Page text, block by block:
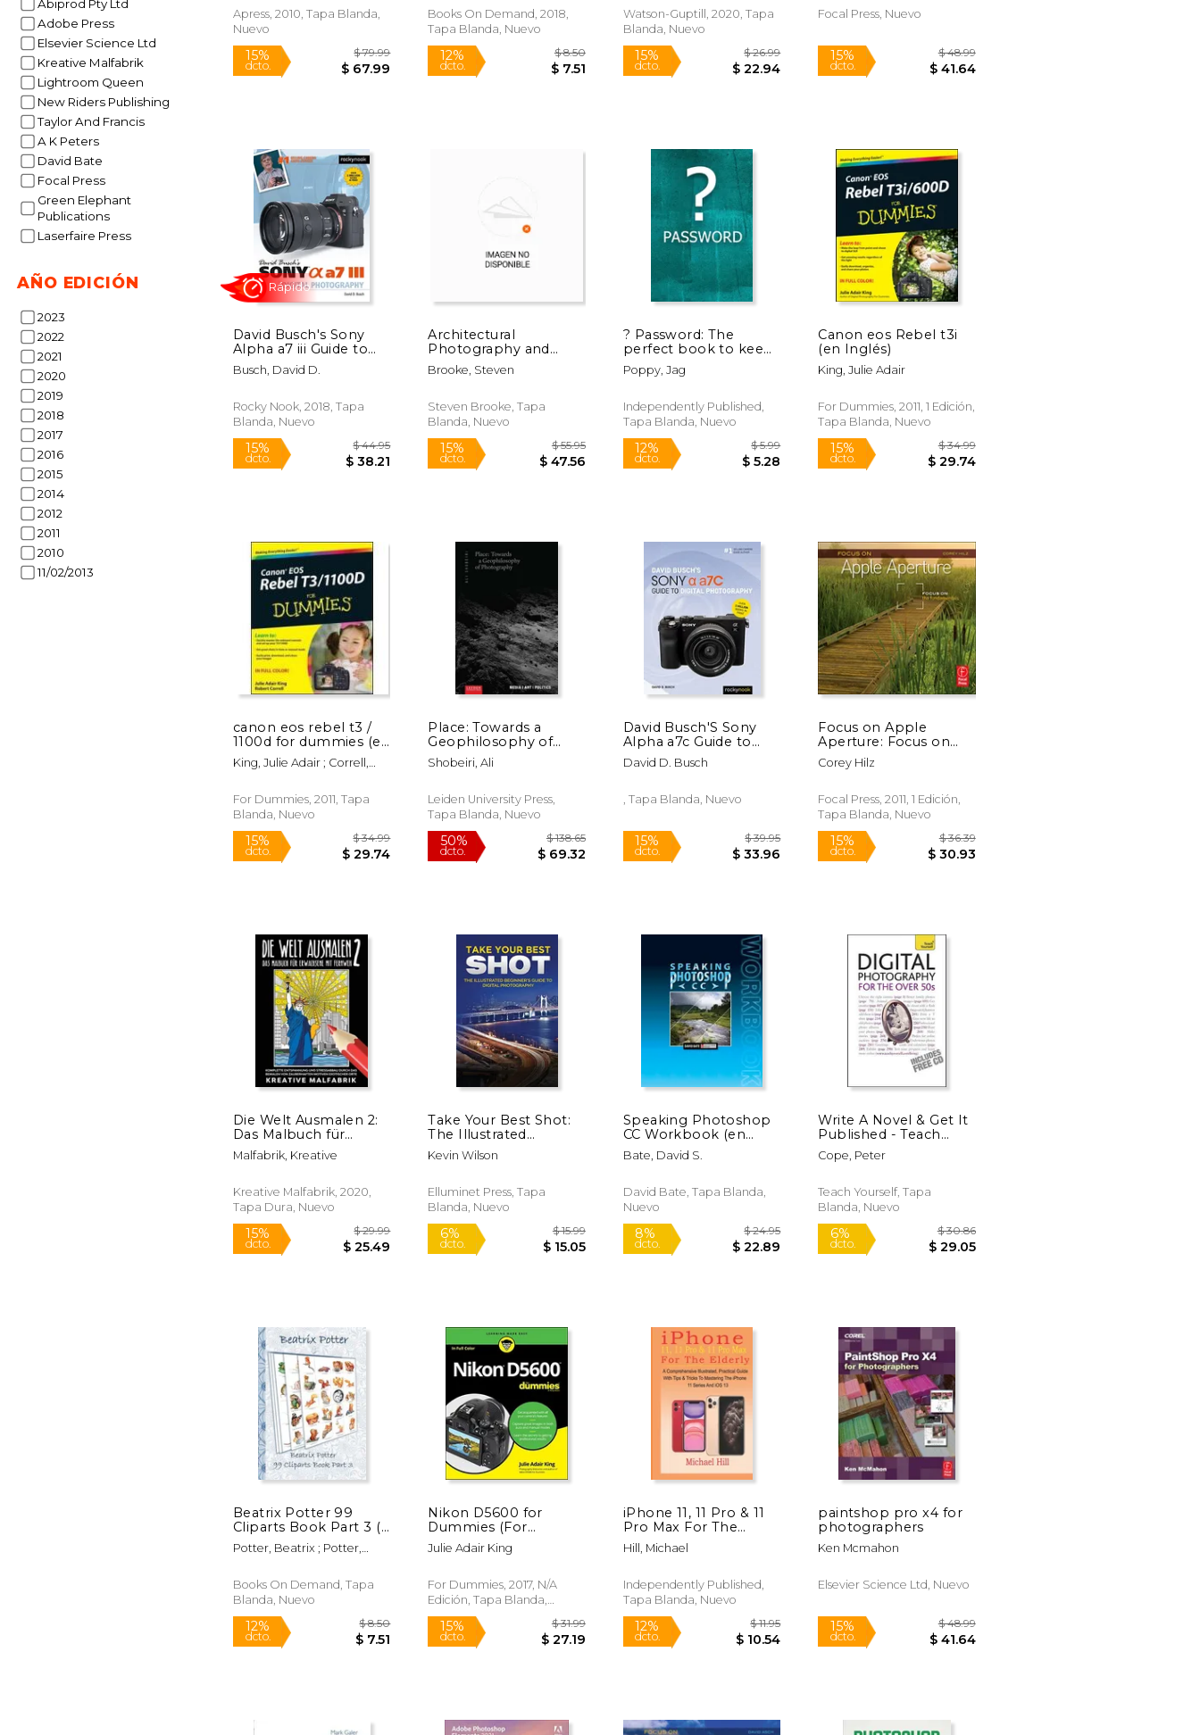
Abiprod Pty Ltd
Adobe Press
Elsevier Science Ltd
Kreative Malfabrik
Lightroom Queen
New Riders Publishing
Taylor And Francis
A K Peters
David Bate
Focal Press
Green Elephant
Publications
Laserfaire Press
AÑO EDICIÓN
2023
2022
2021
2020
2019
2018
2017
2016
2015
2014
2012
2011
2010
11/02/2013
Apress, 2010, Tapa Blanda,
Nuevo
15%
dcto.
Books On Demand, 2018,
Tapa Blanda, Nuevo
Watson-Guptill, 2020, Tapa
Blanda, Nuevo
15%
dcto.
$ 26.99
$ 22.94
Focal Press, Nuevo
15%
dcto.
David Busch's Sony
Alpha a7 iii Guide to
Digital Photography
(en Inglés)
Busch, David D.
Rocky Nook, 2018, Tapa
Blanda, Nuevo
15%
dcto.
Architectural
Photography and
Composition (en
Inglés)
Brooke, Steven
Steven Brooke, Tapa
Blanda, Nuevo
15%
dcto.
? Password: The
perfect book to keep
all your password
information together
alphabetical tabs. (en
Inglés)
Poppy, Jag
Independently Published,
Tapa Blanda, Nuevo
12%
dcto.
$ 5.99
$ 5.28
Canon eos Rebel t3i
(en Inglés)
King, Julie Adair
For Dummies, 2011, 1 Edición,
Tapa Blanda, Nuevo
15%
dcto.
canon eos rebel t3 /
1100d for dummies (en
Inglés)
King, Julie Adair ; Correll,
For Dummies, 2011, Tapa
Blanda, Nuevo
$ 29.74
Place: Towards a
Geophilosophy of
Photography (en
Inglés)
Shobeiri, Ali
Leiden University Press,
Tapa Blanda, Nuevo
$ 138.65
$ 69.32
David Busch'S Sony
Alpha a7c Guide to
Digital Photography
(The David Busch
David D. Busch
, Tapa Blanda, Nuevo
$ 39.95
$ 33.96
Focus on Apple
Aperture: Focus on
the Fundamentals
(Focus on Series) (The
Inglés)
Corey Hilz
Focal Press, 2011, 1 Edición,
Tapa Blanda, Nuevo
Die Welt Ausmalen 2:
Das Malbuch für
Erwachsene mit
Fernweh: Komplette
Stressabbau Durch
das Bemalen von
Exotischer Orte (en
Alemán)
Malfabrik, Kreative
Kreative Malfabrik, 2020,
Tapa Dura, Nuevo
15%
dcto.
$ 29.99
$ 25.49
Take Your Best Shot:
The Illustrated
Beginner's Guide to
Digital Photography
Kevin Wilson
Elluminet Press, Tapa
Blanda, Nuevo
6%
dcto.
$ 15.99
$ 15.05
Speaking Photoshop
CC Workbook (en
Inglés)
Bate, David S.
David Bate, Tapa Blanda,
Nuevo
8% $ 24.95
$ 22.89
Write A Novel & Get It
Published - Teach
Yourself (en Inglés)
Cope, Peter
Teach Yourself, Tapa
Blanda, Nuevo
6%
Beatrix Potter 99
Cliparts Book Part 3 (
Peter Rabbit ): Sticker,
Icon, Clipart, Cliparts,
Dropbox, Original,
Children's books, ch
Potter, Beatrix ; Potter,
Books On Demand, Tapa
Blanda, Nuevo
Nikon D5600 for
Dummies (For
Dummies (Computer
(en Inglés)
Julie Adair King
For Dummies, 2017, N/A
Edición, Tapa Blanda,
Nuevo
iPhone 11, 11 Pro & 11
Pro Max For The
Elderly: A
Comprehensive
Guide with Tips &
Tricks to Mastering
And (en Inglés)
Hill, Michael
Independently Published,
Tapa Blanda, Nuevo
paintshop pro x4 for
photographers
Ken Mcmahon
Elsevier Science Ltd, Nuevo